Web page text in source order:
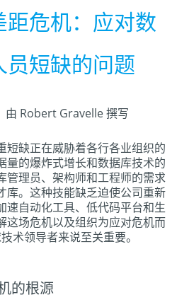
距危机：应对数
员短缺的问题
由 Robert Gravelle 撰写
短缺正在威胁着各行各业组织的
量的爆炸式增长和数据库技术的
管理员、架构师和工程师的需求
库。这种技能缺乏迫使公司重新
速自动化工具、低代码平台和生
这场危机以及组织为应对危机而
术领导者来说至关重要。
的根源